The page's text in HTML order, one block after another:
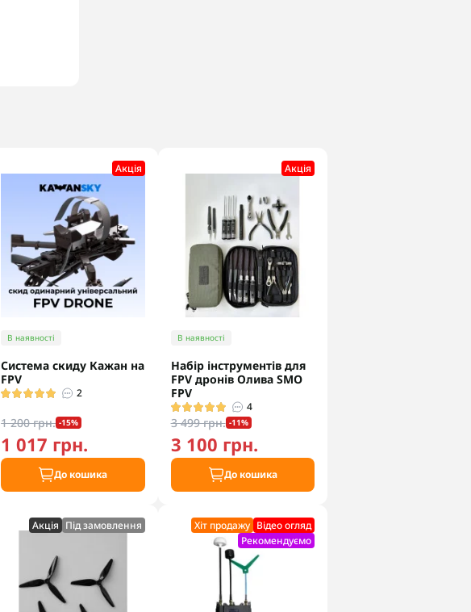
Акцiя
В наявності
Система скиду Кажан на
FPV
2
1 200 грн. -15%
1 017 грн.
До кошика
Акцiя
В наявності
Набір інструментів для
FPV дронів Олива SMO
FPV
4
3 499 грн. -11%
3 100 грн.
До кошика
Акцiя Під замовлення Хіт продажу Відео огляд
Рекомендуємо